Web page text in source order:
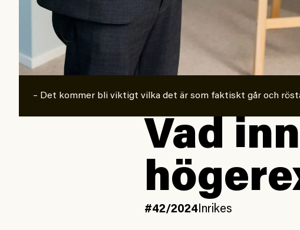
– Det kommer bli viktigt vilka det är som faktiskt går och
Vad
#42/2024Inrikes